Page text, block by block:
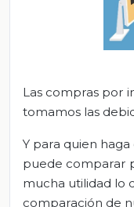
Las compras por
tomamos las
Y para quien
puede comparar
mucha utilidad lo
comparación de